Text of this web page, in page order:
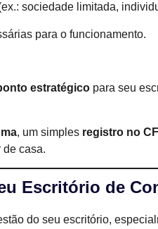
sociedade limitada,
para o funcionamento.
estratégico para seu
, um simples registro no
casa.
Escritório de
do seu escritório,